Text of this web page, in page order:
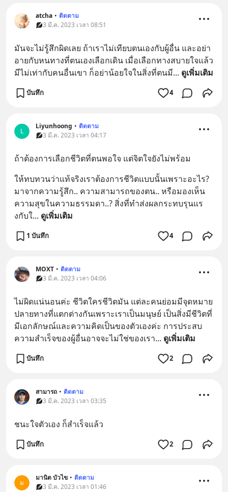
atcha • ติดตาม
3 มี.ค. 2023 เวลา 08:51
มันจะไม่รู้สึกผิดเลย ถ้าเราไม่เทียบตนเองกับผู้อื่น และอย่า
อายกับหนทางที่ตนเองเลือกเดิน เมื่อเลือกทางสบายใจแล้ว
มีไม่เท่ากับคนอื่นเขา ก็อย่าน้อยใจในสิ่งที่ตนมี... ดูเพิ่มเติม
บันทึก 4
L
Liyunhoong • ติดตาม
3 มี.ค. 2023 เวลา 04:17
ถ้าต้องการเลือกชีวิตที่ตนพอใจ แต่จิตใจยังไม่พร้อม
ให้ทบทวนว่าแท้จริงเราต้องการชีวิตแบบนั้นเพราะอะไร?
มาจากความรู้สึก.. ความสามารถของตน.. หรือมองเห็น
ความสุขในความธรรมดา..? สิ่งที่ทำส่งผลกระทบรุนแร
งกับใ... ดูเพิ่มเติม
1 บันทึก 4
MOXT • ติดตาม
3 มี.ค. 2023 เวลา 04:06
ไม่ผิดแน่นอนค่ะ ชีวิตใครชีวิตมัน แต่ละคนย่อมมีจุดหมาย
ปลายทางที่แตกต่างกันเพราะเราเป็นมนุษย์ เป็นสิ่งมีชีวิตที่
มีเอกลักษณ์และความคิดเป็นของตัวเองค่ะ การประสบ
ความสำเร็จของผู้อื่นอาจจะไม่ใช่ของเรา... ดูเพิ่มเติม
บันทึก 2
สามารถ • ติดตาม
3 มี.ค. 2023 เวลา 03:35
ชนะใจตัวเอง ก็สำเร็จแล้ว
บันทึก 2
ม
มานิต บัวไข • ติดตาม
3 มี.ค. 2023 เวลา 01:46